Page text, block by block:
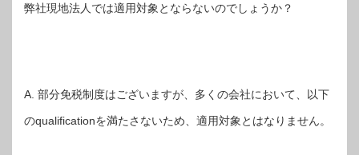
弊社現地法人では適用対象とならないのでしょうか？
A. 部分免税制度はございますが、多くの会社において、以下
のqualificationを満たさないため、適用対象とはなりません。